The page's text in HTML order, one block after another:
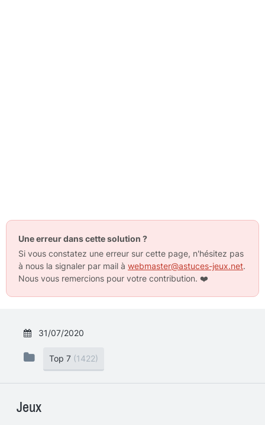
Une erreur dans cette solution ?
Si vous constatez une erreur sur cette page, n'hésitez pas
à nous la signaler par mail à webmaster@astuces-jeux.net.
Nous vous remercions pour votre contribution. ❤️
31/07/2020
Top 7 (1422)
Jeux